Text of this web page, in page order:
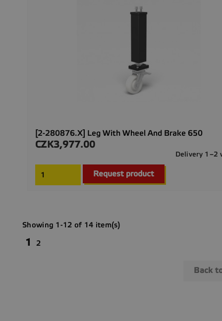
[2-280876.X] Leg With Wheel And Brake 650
Price
CZK3,977.00
Delivery 1–2
Request product
Showing 1-12 of 14 item(s)
1 2
Back